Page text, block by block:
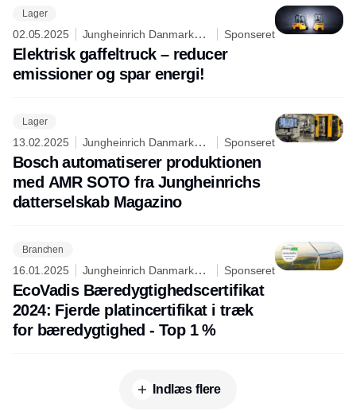
Lager
02.05.2025
Jungheinrich Danmark
A/S
Sponseret
Elektrisk gaffeltruck – reducer
emissioner og spar energi!
Lager
13.02.2025
Jungheinrich Danmark
A/S
Sponseret
Bosch automatiserer produktionen
med AMR SOTO fra Jungheinrichs
datterselskab Magazino
Branchen
16.01.2025
Jungheinrich Danmark
A/S
Sponseret
EcoVadis Bæredygtighedscertifikat
2024: Fjerde platincertifikat i træk
for bæredygtighed - Top 1 %
Indlæs flere